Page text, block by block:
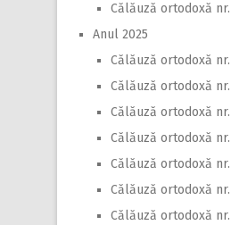
Călăuză ortodoxă
Anul 2025
Călăuză ortodoxă
Călăuză ortodoxă
Călăuză ortodoxă nr.
Călăuză ortodoxă
Călăuză ortodoxă
Călăuză ortodoxă
Călăuză ortodoxă